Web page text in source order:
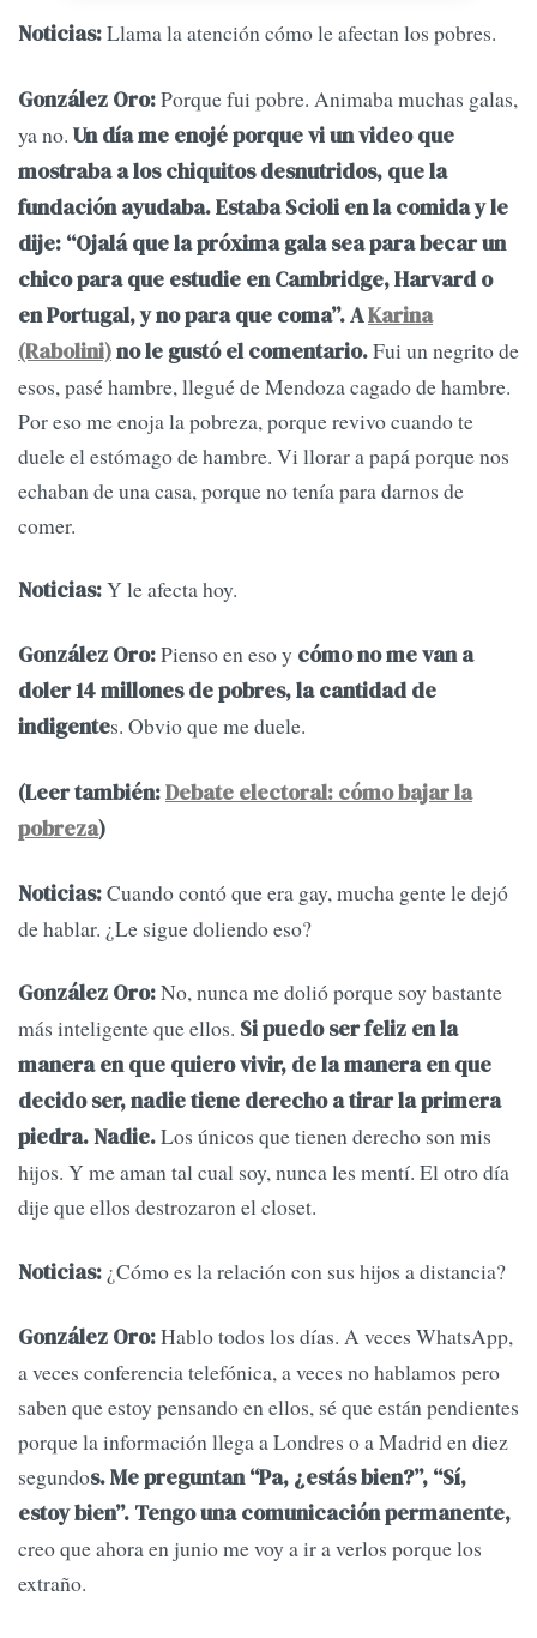
Noticias:Llama la atención cómo le afectan los pobres.
González Oro:Porque fui pobre. Animaba muchas galas,
ya no. Un día me enojé porque vi un video que
mostraba a los chiquitos desnutridos, que la
fundación ayudaba. Estaba Scioli en la comida y le
dije: “Ojalá que la próxima gala sea para becar un
chico para que estudie en Cambridge, Harvard o
en Portugal, y no para que coma”. AKarina
(Rabolini)no le gustó el comentario.Fui un negrito de
esos, pasé hambre, llegué de Mendoza cagado de hambre.
Por eso me enoja la pobreza, porque revivo cuando te
duele el estómago de hambre. Vi llorar a papá porque nos
echaban de una casa, porque no tenía para darnos de
comer.
Noticias:Y le afecta hoy.
González Oro:Pienso en eso y cómo no me van a
doler 14 millones de pobres, la cantidad de
indigentes. Obvio que me duele.
(Leer también:Debate electoral: cómo bajar la
pobreza)
Noticias:Cuando contó que era gay, mucha gente le dejó
de hablar. ¿Le sigue doliendo eso?
González Oro:No, nunca me dolió porque soy bastante
más inteligente que ellos. Si puedo ser feliz en la
manera en que quiero vivir, de la manera en que
decido ser, nadie tiene derecho a tirar la primera
piedra. Nadie.Los únicos que tienen derecho son mis
hijos. Y me aman tal cual soy, nunca les mentí. El otro día
dije que ellos destrozaron el closet.
Noticias: ¿Cómo es la relación con sus hijos a distancia?
González Oro:Hablo todos los días. A veces WhatsApp,
a veces conferencia telefónica, a veces no hablamos pero
saben que estoy pensando en ellos, sé que están pendientes
porque la información llega a Londres o a Madrid en diez
segundos. Me preguntan “Pa, ¿estás bien?”, “Sí,
estoy bien”. Tengo una comunicación permanente,
creo que ahora en junio me voy a ir a verlos porque los
extraño.